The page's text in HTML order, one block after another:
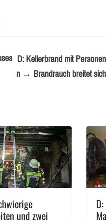
D: Kellerbrand mit
n → Brandrauch breitet
und zwei